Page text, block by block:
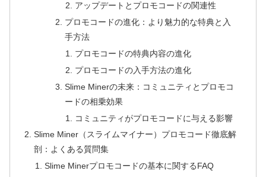
アップデートとプロモコードの関連性
プロモコードの進化：より魅力的な特典と入
手方法
プロモコードの特典内容の進化
プロモコードの入手方法の進化
Slime Minerの未来：コミュニティとプロモコ
ードの相乗効果
コミュニティがプロモコードに与える影響
Slime Miner（スライムマイナー）プロモコード徹底解
剖：よくある質問集
Slime Minerプロモコードの基本に関するFAQ